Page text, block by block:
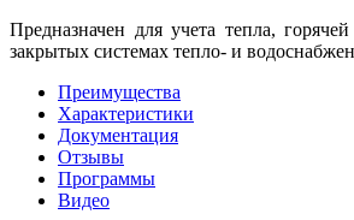
Предназначен для учета тепла,
закрытых системах тепло- и
Преимущества
Характеристики
Документация
Отзывы
Программы
Видео